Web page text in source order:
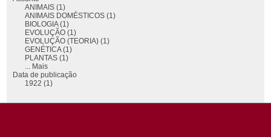
ANIMAIS (1)
ANIMAIS DOMÉSTICOS (1)
BIOLOGIA (1)
EVOLUÇÃO (1)
EVOLUÇÃO (TEORIA) (1)
GENÉTICA (1)
PLANTAS (1)
... Mais
Data de publicação
1922 (1)